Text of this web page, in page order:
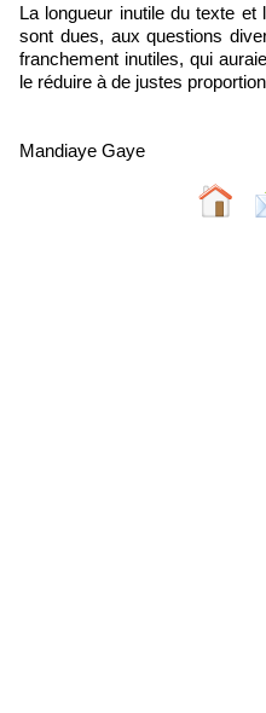
La longueur inutile du texte
sont dues, aux questions
franchement inutiles, qui
le réduire à de justes
Mandiaye Gaye